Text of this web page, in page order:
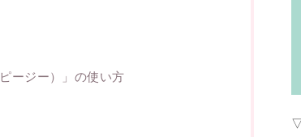
ージー）」の使い方